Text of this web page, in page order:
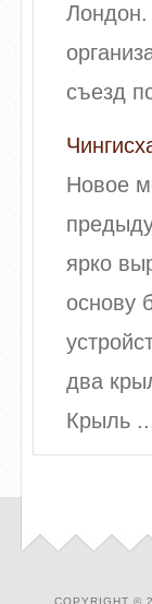
Лондон.
съезд
Новое
ярко
основу
два
Крыль
COPYRIGHT ©